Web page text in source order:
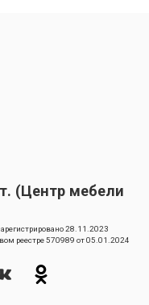
(Центр мебели
28.11.2023
реестре 570989 от 05.01.2024